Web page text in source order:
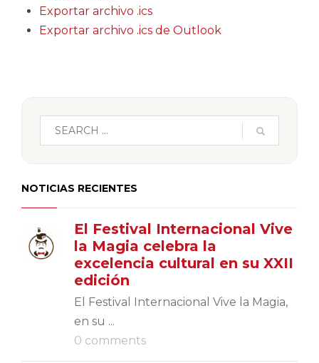
Exportar archivo .ics
Exportar archivo .ics de Outlook
NOTICIAS RECIENTES
El Festival Internacional Vive
la Magia celebra la
excelencia cultural en su XXII
edición
El Festival Internacional Vive la Magia,
en su ...
0 comments